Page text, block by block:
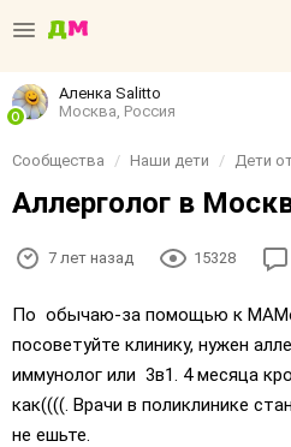
Аленка Sаlittо
Москва, Россия
Сообщества Наши дети Дети
Аллерголог в
7 лет назад 15328
По обычаю-за помощью к
посоветуйте клинику, нужен
иммунолог или 3в1. 4 месяца
как((((. Врачи в поликлинике
не ешьте.